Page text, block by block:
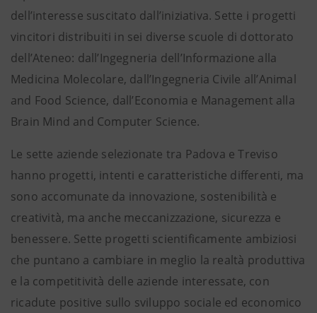
dell’interesse suscitato dall’iniziativa. Sette i progetti
vincitori distribuiti in sei diverse scuole di dottorato
dell’Ateneo: dall’Ingegneria dell’Informazione alla
Medicina Molecolare, dall’Ingegneria Civile all’Animal
and Food Science, dall’Economia e Management alla
Brain Mind and Computer Science.
Le sette aziende selezionate tra Padova e Treviso
hanno progetti, intenti e caratteristiche differenti, ma
sono accomunate da innovazione, sostenibilità e
creatività, ma anche meccanizzazione, sicurezza e
benessere. Sette progetti scientificamente ambiziosi
che puntano a cambiare in meglio la realtà produttiva
e la competitività delle aziende interessate, con
ricadute positive sullo sviluppo sociale ed economico